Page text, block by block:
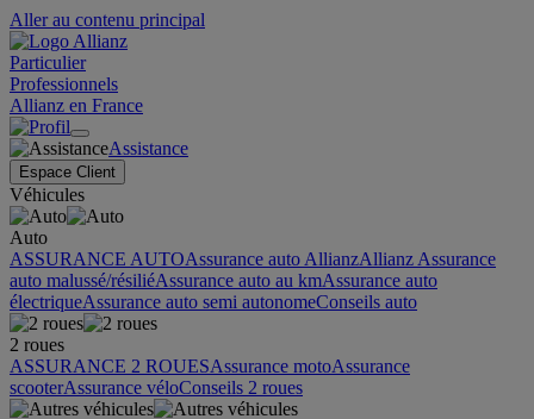
Aller au contenu principal
Particulier
Professionnels
Allianz en France
Assistance
Espace Client
Véhicules
Auto
ASSURANCE AUTOAssurance auto AllianzAllianz Assurance
auto malussé/résiliéAssurance auto au kmAssurance auto
électriqueAssurance auto semi autonomeConseils auto
2 roues
ASSURANCE 2 ROUESAssurance motoAssurance
scooterAssurance véloConseils 2 roues